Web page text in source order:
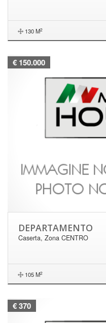
130 M2
€ 150.000
DEPARTAMENTO
Caserta, Zona CENTRO
105 M2
€ 370